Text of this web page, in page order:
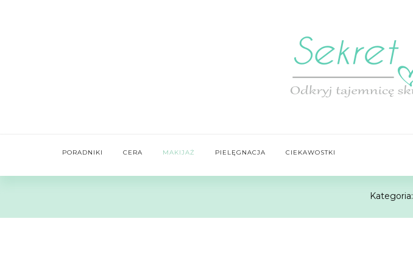
PORADNIKI CERA MAKIJAŻ PIELĘGNACJA CIEKAWOSTKI
Kategoria: